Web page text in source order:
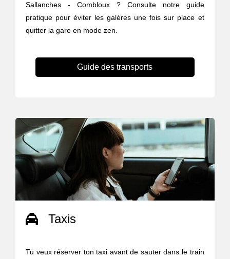
Sallanches - Combloux ? Consulte notre guide
pratique pour éviter les galères une fois sur place et
quitter la gare en mode zen.
Guide des transports
Taxis
Tu veux réserver ton taxi avant de sauter dans le train